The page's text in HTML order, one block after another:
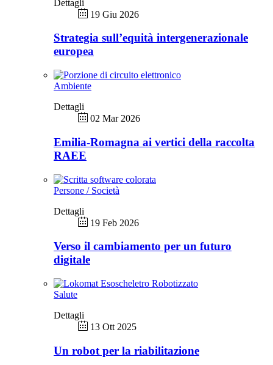
Dettagli
19 Giu 2026
Strategia sull’equità intergenerazionale
europea
Ambiente
Dettagli
02 Mar 2026
Emilia-Romagna ai vertici della raccolta
RAEE
Persone / Società
Dettagli
19 Feb 2026
Verso il cambiamento per un futuro
digitale
Salute
Dettagli
13 Ott 2025
Un robot per la riabilitazione